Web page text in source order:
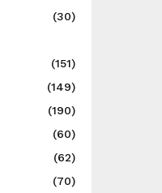
(30)
(151)
(149)
(190)
(60)
(62)
(70)